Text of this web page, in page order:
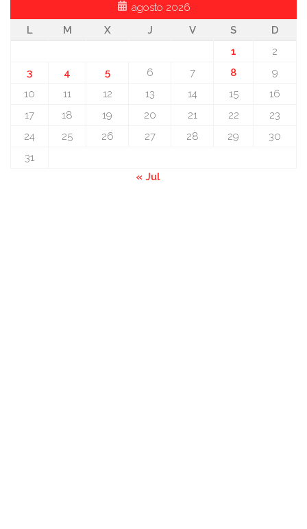
agosto 2026
L
M X J V S
D
1
2
3
4 5 6 7 8
9
10
11 12 13 14 15
16
17
18 19 20 21 22
23
24
25 26 27 28 29
30
31
« Jul